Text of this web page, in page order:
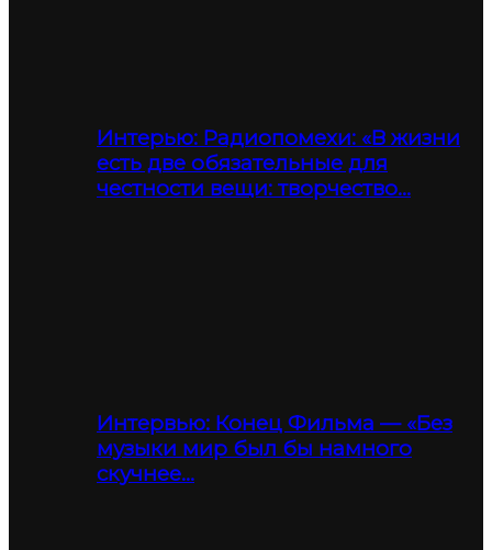
Интерью: Радиопомехи: «В жизни
есть две обязательные для
честности вещи: творчество…
Интервью: Конец Фильма — «Без
музыки мир был бы намного
скучнее…